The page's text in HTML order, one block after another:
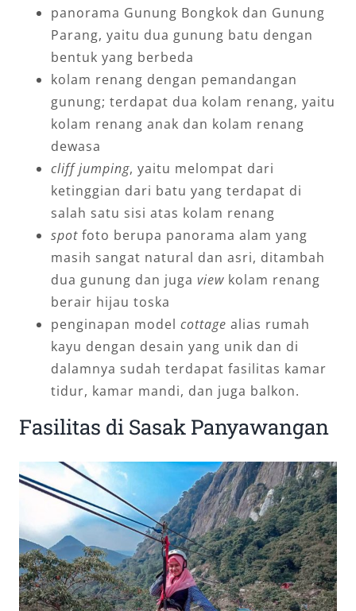
panorama Gunung Bongkok dan Gunung
Parang, yaitu dua gunung batu dengan
bentuk yang berbeda
kolam renang dengan pemandangan
gunung; terdapat dua kolam renang, yaitu
kolam renang anak dan kolam renang
dewasa
cliff jumping, yaitu melompat dari
ketinggian dari batu yang terdapat di
salah satu sisi atas kolam renang
spotfoto berupa panorama alam yang
masih sangat natural dan asri, ditambah
dua gunung dan juga viewkolam renang
berair hijau toska
penginapan model cottage alias rumah
kayu dengan desain yang unik dan di
dalamnya sudah terdapat fasilitas kamar
tidur, kamar mandi, dan juga balkon.
Fasilitas di Sasak Panyawangan